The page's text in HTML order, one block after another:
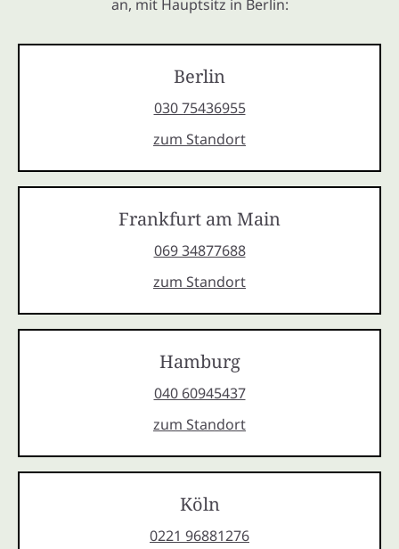
an, mit Hauptsitz in Berlin:
Berlin
030 75436955
zum Standort
Frankfurt am Main
069 34877688
zum Standort
Hamburg
040 60945437
zum Standort
Köln
0221 96881276